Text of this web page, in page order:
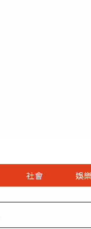
社會 娛樂
財經首頁
熱線
３Ｃ
政